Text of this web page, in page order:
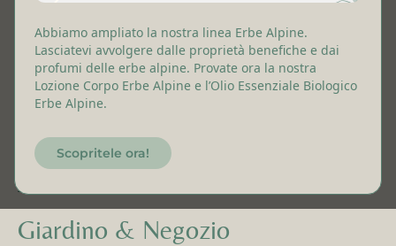
Erste Tiroler Latschenölbrennerei
Thal-Aue 13
9911 Assling
Tel. +43 (0)4855 8201
office@unterweger-natur.com
Giardino & Negozio
Abbiamo ampliato la nostra linea Erbe Alpine.
Lasciatevi avvolgere dalle proprietà benefiche e dai
profumi delle erbe alpine. Provate ora la nostra
Lozione Corpo Erbe Alpine e l’Olio Essenziale Biologico
Erbe Alpine.
Scopritele ora!